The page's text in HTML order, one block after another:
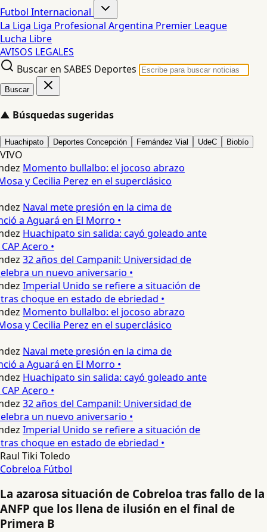
Futbol Internacional
La Liga Liga Profesional Argentina Premier League
Lucha Libre
AVISOS LEGALES
Buscar en SABES Deportes
Buscar
▲ Búsquedas sugeridas
Huachipato Deportes Concepción Fernández Vial UdeC Biobío
VIVO
Momento bullalbo: el jocoso abrazo
y Cecilia Perez en el superclásico
Naval mete presión en la cima de
a Aguará en El Morro •
Huachipato sin salida: cayó goleado ante
Acero •
32 años del Campanil: Universidad de
un nuevo aniversario •
Imperial Unido se refiere a situación de
choque en estado de ebriedad •
Momento bullalbo: el jocoso abrazo
y Cecilia Perez en el superclásico
Naval mete presión en la cima de
a Aguará en El Morro •
Huachipato sin salida: cayó goleado ante
Acero •
32 años del Campanil: Universidad de
un nuevo aniversario •
Imperial Unido se refiere a situación de
choque en estado de ebriedad •
Raul Tiki Toledo
Cobreloa Fútbol
La azarosa situación de Cobreloa tras fallo de la
ANFP que los llena de ilusión en el final de
Primera B